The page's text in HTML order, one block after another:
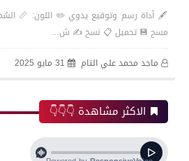
🖋️ أداة رسم وتوقيع يدوي ✏️ اللون: 📏
مسح 💾 تحميل 📋 نسخ ✍️ ش…
ماجد محمد علي التام
31 مايو 2025
الاكثر مشاهدة 👇👇👇